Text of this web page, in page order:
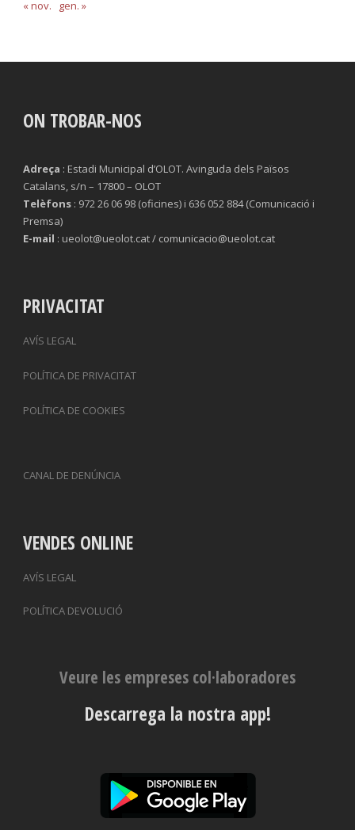
« nov.
gen. »
ON TROBAR-NOS
Adreça : Estadi Municipal d’OLOT. Avinguda dels Països
Catalans, s/n – 17800 – OLOT
Telèfons : 972 26 06 98 (oficines) i 636 052 884 (Comunicació i
Premsa)
E-mail : ueolot@ueolot.cat / comunicacio@ueolot.cat
PRIVACITAT
AVÍS LEGAL
POLÍTICA DE PRIVACITAT
POLÍTICA DE COOKIES
CANAL DE DENÚNCIA
VENDES ONLINE
AVÍS LEGAL
POLÍTICA DEVOLUCIÓ
Veure les empreses col·laboradores
Descarrega la nostra app!